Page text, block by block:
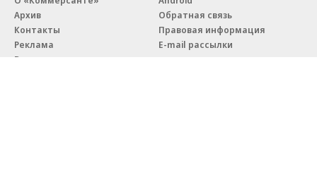
Архив
Контакты
Реклама
Вакансии
Обратная связь
Правовая информация
E-mail рассылки